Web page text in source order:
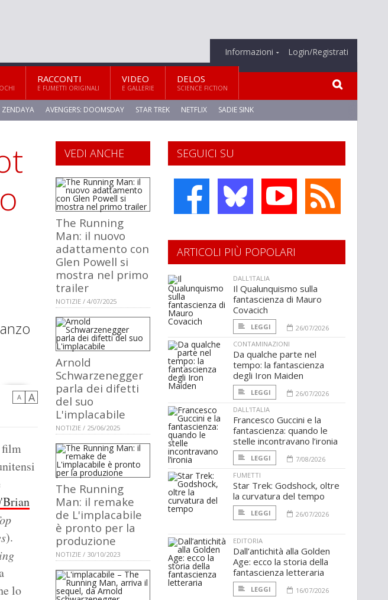
Informazioni Login/Registrati
RACCONTI
E FUMETTI ORIGINALI
VIDEO
E GALLERIE
DELOS
SCIENCE FICTION
ZENDAYA AVENGERS: DOOMSDAY STAR TREK NETFLIX SADIE SINK
A A
).
lo
SEGUICI SU
VEDI ANCHE
The Running
Man: il nuovo
adattamento con
Glen Powell si
mostra nel primo
trailer
NOTIZIE / 4/07/2025
Arnold
Schwarzenegger
parla dei difetti
del suo
L'implacabile
NOTIZIE / 25/06/2025
The Running
Man: il remake
de L'implacabile
è pronto per la
produzione
NOTIZIE / 30/10/2023
ARTICOLI PIÙ POPOLARI
DALL'ITALIA
Il Qualunquismo sulla
fantascienza di Mauro
Covacich
LEGGI
26/07/2026
CONTAMINAZIONI
Da qualche parte nel
tempo: la fantascienza
degli Iron Maiden
LEGGI
26/07/2026
DALL'ITALIA
Francesco Guccini e la
fantascienza: quando le
stelle incontravano l’ironia
LEGGI
7/08/2026
FUMETTI
Star Trek: Godshock, oltre
la curvatura del tempo
LEGGI 26/07/2026
EDITORIA
Dall’antichità alla Golden
Age: ecco la storia della
fantascienza letteraria
LEGGI 16/07/2026